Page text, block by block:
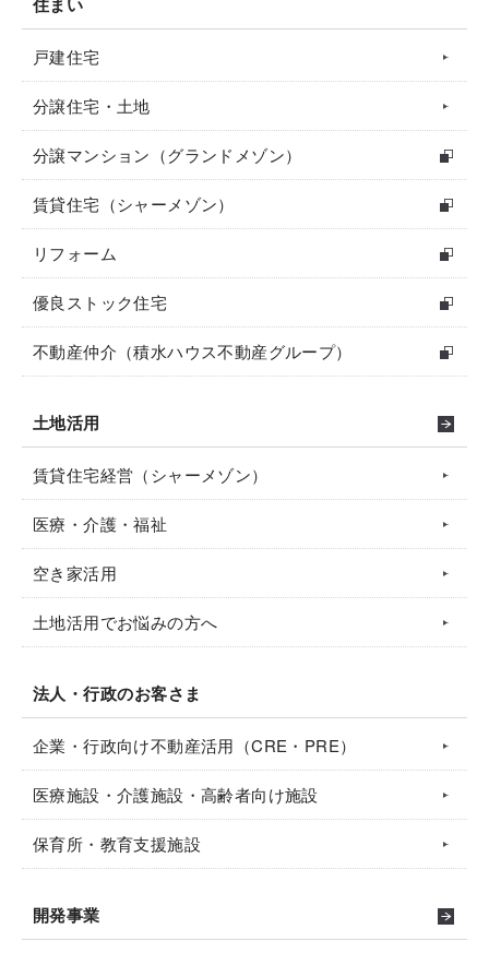
戸建住宅
分譲住宅・土地
分譲マンション（グランドメゾン）
賃貸住宅（シャーメゾン）
リフォーム
優良ストック住宅
不動産仲介（積水ハウス不動産グループ）
土地活用
賃貸住宅経営（シャーメゾン）
医療・介護・福祉
空き家活用
土地活用でお悩みの方へ
法人・行政のお客さま
企業・行政向け不動産活用（CRE・PRE）
医療施設・介護施設・高齢者向け施設
保育所・教育支援施設
開発事業